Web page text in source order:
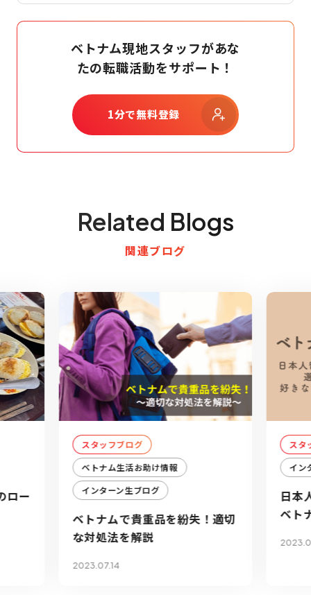
ベトナム現地スタッフがあな
たの転職活動をサポート！
1分で無料登録
Related Blogs
関連ブログ
ロー
スタッフブログ
ベトナム生活お助け情報
インターン生ブログ
ベトナムで貴重品を紛失！適切
な対処法を解説
2023.07.14
スタ
イン
日本
ベト